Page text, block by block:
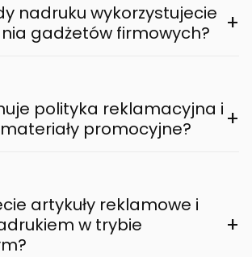
nadruku wykorzystujecie
gadżetów firmowych?
+
polityka reklamacyjna i
promocyjne?
+
artykuły reklamowe i
w trybie
+